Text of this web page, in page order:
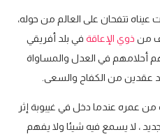
تتفحان على العالم من حوله،
من ذوي الإعاقة في بلد أفريقي
أحلامهم في العدل والمساواة
عقدين من الكفاح والسعى.
عمره عندما دخل في غيبوبة إثر
، لا يسمع فيه شيئا ولا يفهم